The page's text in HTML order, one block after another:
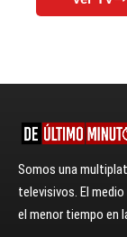
Somos una
televisivos. El
el menor tiempo en